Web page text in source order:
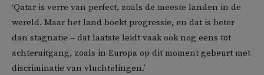
‘Qatar is verre van perfect, zoals de meeste landen in de
wereld. Maar het land boekt progressie, en dat is beter
dan stagnatie – dat laatste leidt vaak ook nog eens tot
achteruitgang, zoals in Europa op dit moment gebeurt met
discriminatie van vluchtelingen.’